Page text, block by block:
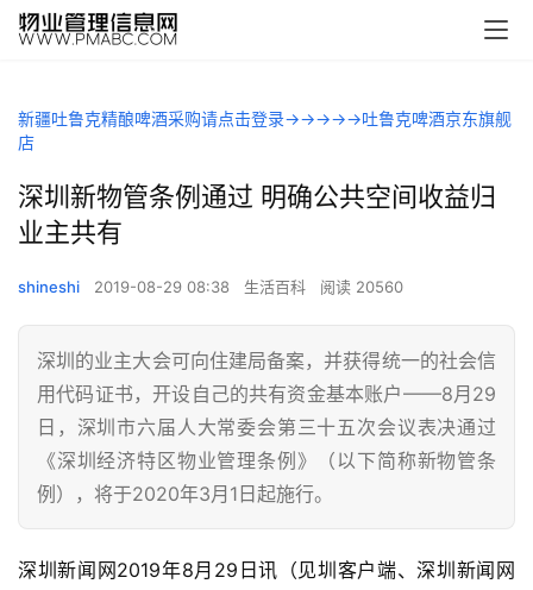
00:00 / 00:00
新疆吐鲁克精酿啤酒采购请点击登录→→→→→吐鲁克啤酒京东旗舰
店
深圳新物管条例通过 明确公共空间收益归
业主共有
shineshi 2019-08-29 08:38 生活百科 阅读 20560
深圳的业主大会可向住建局备案，并获得统一的社会信
用代码证书，开设自己的共有资金基本账户——8月29
日，深圳市六届人大常委会第三十五次会议表决通过
《深圳经济特区物业管理条例》（以下简称新物管条
例），将于2020年3月1日起施行。
深圳新闻网2019年8月29日讯（见圳客户端、深圳新闻网